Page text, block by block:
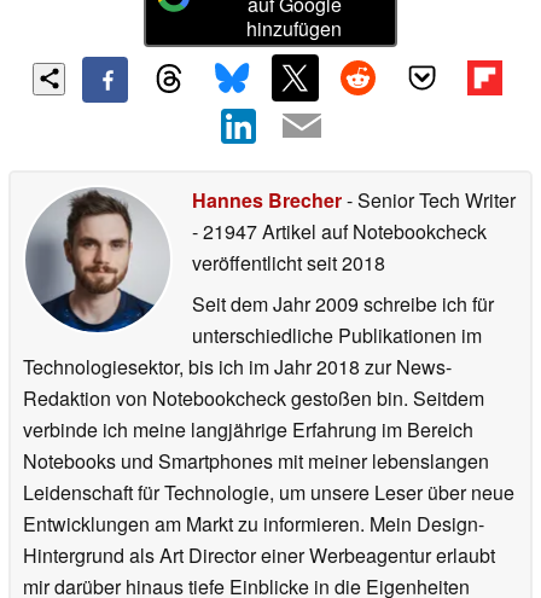
hinzufügen
Hannes Brecher- Senior Tech Writer
- 21947 Artikel auf Notebookcheck
veröffentlichtseit 2018
Seit dem Jahr 2009 schreibe ich für
unterschiedliche Publikationen im
Technologiesektor, bis ich im Jahr 2018 zur News-
Redaktion von Notebookcheck gestoßen bin. Seitdem
verbinde ich meine langjährige Erfahrung im Bereich
Notebooks und Smartphones mit meiner lebenslangen
Leidenschaft für Technologie, um unsere Leser über neue
Entwicklungen am Markt zu informieren. Mein Design-
Hintergrund als Art Director einer Werbeagentur erlaubt
mir darüber hinaus tiefe Einblicke in die Eigenheiten